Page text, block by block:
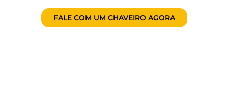
FALE COM UM CHAVEIRO AGORA